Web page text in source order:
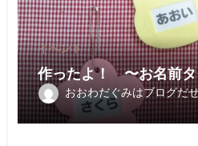
イベント
作ったよ！ 〜お名前
おおわだぐみはブログだ